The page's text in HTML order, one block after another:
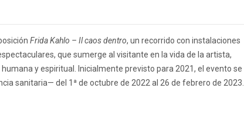
Frida Kahlo – Il caos dentro, un recorrido con instalaciones
que sumerge al visitante en la vida de la artista,
y espiritual. Inicialmente previsto para 2021, el evento se
sanitaria— del 1ª de octubre de 2022 al 26 de febrero de 2023.